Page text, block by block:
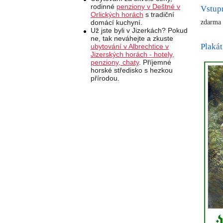
zdarma
Plakát
rodinné penziony v Deštné v
Orlických horách s tradiční
domácí kuchyní.
Už jste byli v Jizerkách? Pokud
ne, tak neváhejte a zkuste
ubytování v Albrechtice v
Jizerských horách - hotely,
penziony, chaty. Příjemné
horské středisko s hezkou
přírodou.